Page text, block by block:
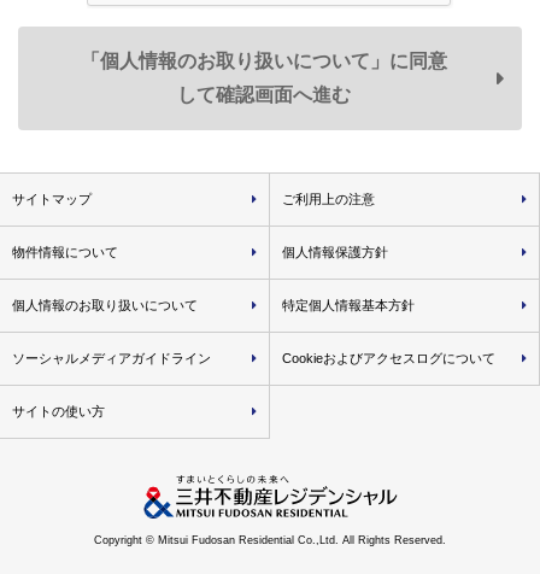
１．弊社の事業に関する商品・サービスの提供のため
＜例として、以下の利用目的が含まれます＞
・不動産に関するお客様との契約や取引の履行
提供
・提供する不動産の管理・運営
２．弊社および弊社のグループ各社の取り扱うお客様の衣･
ならびに各種情報・特典の提供のため
「個人情報のお取り扱いについて」に同意
して確認画面へ進む
サイトマップ ご利用上の注意
物件情報について 個人情報保護方針
個人情報のお取り扱いについて 特定個人情報基本方針
ソーシャルメディアガイドライン Cookieおよびアクセスログについて
サイトの使い方
Copyright © Mitsui Fudosan Residential Co.,Ltd. All Rights Reserved.